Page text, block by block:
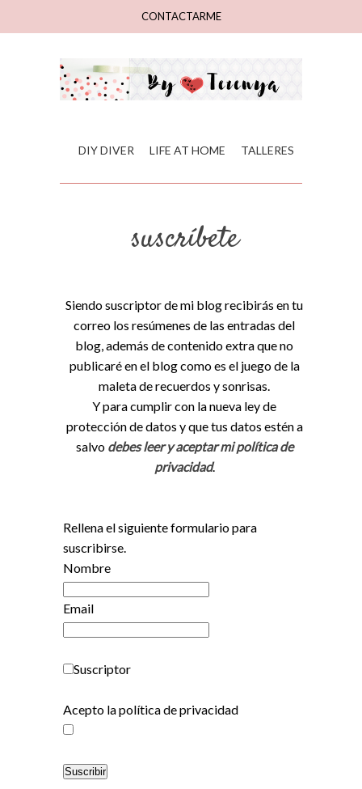
CONTACTARME
DIY DIVER LIFE AT HOME TALLERES
suscríbete
Siendo suscriptor de mi blog recibirás en tu
correo los resúmenes de las entradas del
blog, además de contenido extra que no
publicaré en el blog como es el juego de la
maleta de recuerdos y sonrisas.
Y para cumplir con la nueva ley de
protección de datos y que tus datos estén a
salvo debes leer y aceptar mi política de
privacidad.
Rellena el siguiente formulario para
suscribirse.
Nombre
Email
Suscriptor
Acepto la política de privacidad